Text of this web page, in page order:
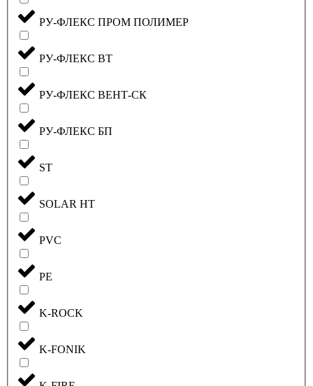
РУ-ФЛЕКС ПРОМ ПОЛИМЕР
РУ-ФЛЕКС ВТ
РУ-ФЛЕКС ВЕНТ-СК
РУ-ФЛЕКС БП
ST
SOLAR HT
PVC
PE
K-ROCK
K-FONIK